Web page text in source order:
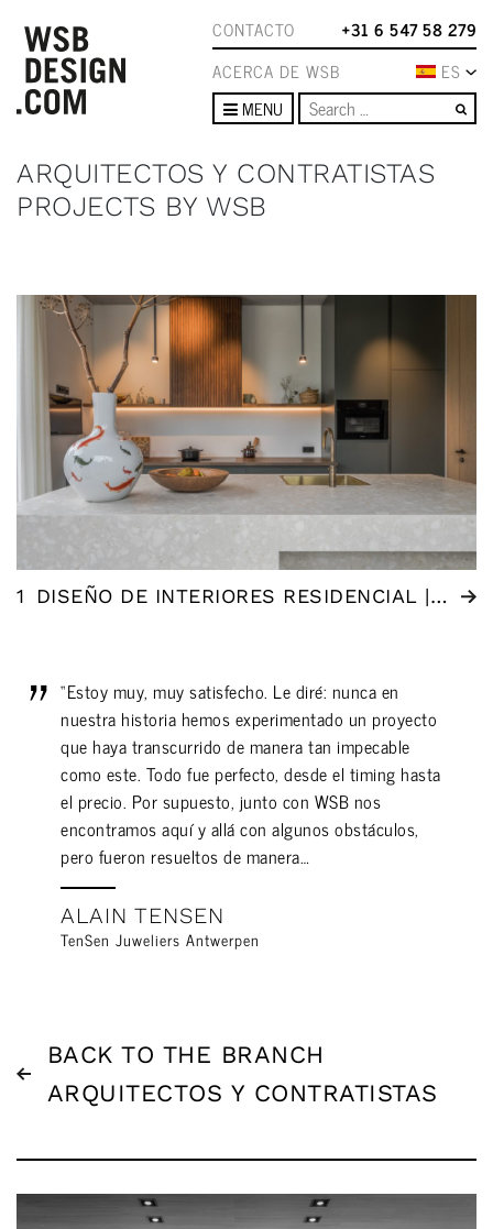
CONTACTO
+31 6 547 58 279
ACERCA DE WSB
ES
MENU
ARQUITECTOS Y CONTRATISTAS
PROJECTS BY WSB
1 DISEÑO DE INTERIORES RESIDENCIAL | ÁMSTERDAM (NL)
“Estoy muy, muy satisfecho. Le diré: nunca en
nuestra historia hemos experimentado un proyecto
que haya transcurrido de manera tan impecable
como este. Todo fue perfecto, desde el timing hasta
el precio. Por supuesto, junto con WSB nos
encontramos aquí y allá con algunos obstáculos,
pero fueron resueltos de manera…
ALAIN TENSEN
TenSen Juweliers Antwerpen
BACK TO THE BRANCH
ARQUITECTOS Y CONTRATISTAS